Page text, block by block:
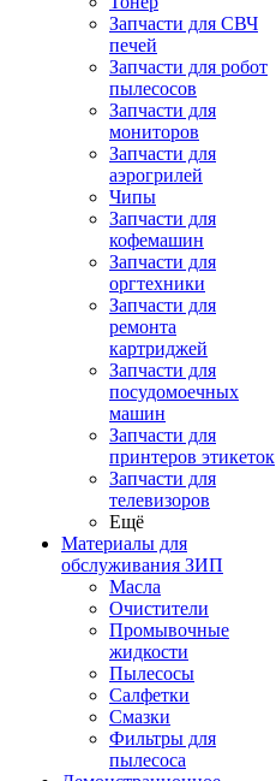
Запчасти для СВЧ
печей
Запчасти для робот
пылесосов
Запчасти для
мониторов
Запчасти для
аэрогрилей
Чипы
Запчасти для
кофемашин
Запчасти для
оргтехники
Запчасти для
ремонта
картриджей
Запчасти для
посудомоечных
машин
Запчасти для
принтеров этикеток
Запчасти для
телевизоров
Ещё
Материалы для
обслуживания ЗИП
Масла
Очистители
Промывочные
жидкости
Пылесосы
Салфетки
Смазки
Фильтры для
пылесоса